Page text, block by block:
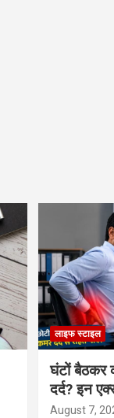
लाइफ स्टाइल
घंटों बैठकर
दर्द? इन
August 7,